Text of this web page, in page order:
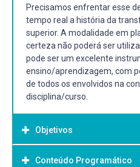
Precisamos enfrentar esse
tempo real a história da
superior. A modalidade em
certeza não poderá ser
pode ser um excelente
ensino/aprendizagem, com
de todos os envolvidos na
disciplina/curso.
Objetivos
Objetivo Geral:
Conteúdo Programático